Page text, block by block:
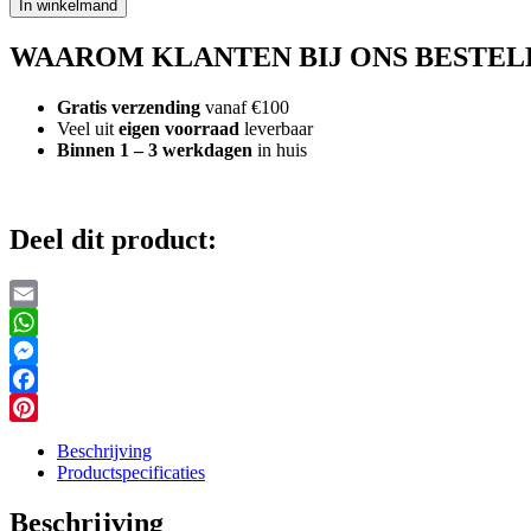
Wonder
Uitbreidingsset
In winkelmand
WAAROM KLANTEN BIJ ONS
Gratis verzending vanaf €100
Veel uit eigen voorraad leverbaar
Binnen 1 – 3 werkdagen in huis
Deel dit product:
Email
WhatsApp
Messenger
Facebook
Beschrijving
Productspecificaties
Beschrijving